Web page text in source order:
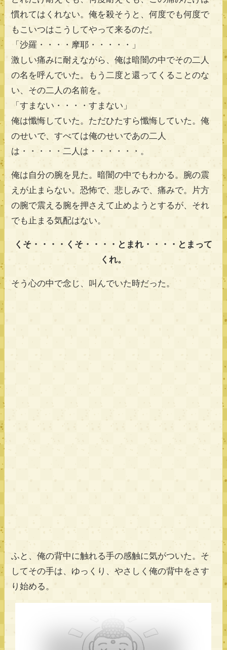
慣れてはくれない。俺を殺そうと、何度でも何度で
もこいつはこうしてやって来るのだ。
「沙羅・・・・摩耶・・・・・」
激しい痛みに耐えながら、俺は暗闇の中でその二人
の名を呼んでいた。もう二度と還ってくることのな
い、その二人の名前を。
「すまない・・・・すまない」
俺は懺悔していた。ただひたすら懺悔していた。俺
のせいで、すべては俺のせいであの二人
は・・・・・二人は・・・・・・。
俺は自分の腕を見た。暗闇の中でもわかる。腕の震
えが止まらない。恐怖で、悲しみで、痛みで。片方
の腕で震える腕を押さえて止めようとするが、それ
でも止まる気配はない。
くそ・・・・くそ・・・・とまれ・・・・とまって
くれ。
そう心の中で念じ、叫んでいた時だった。
ふと、俺の背中に触れる手の感触に気がついた。そ
してその手は、ゆっくり、やさしく俺の背中をさす
り始める。